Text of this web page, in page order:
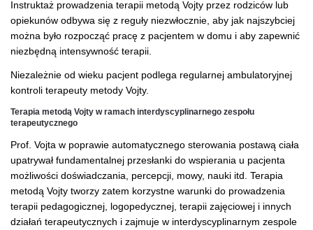
Instruktaż prowadzenia terapii metodą Vojty przez rodziców lub
opiekunów odbywa się z reguły niezwłocznie, aby jak najszybciej
można było rozpocząć pracę z pacjentem w domu i aby zapewnić
niezbędną intensywność terapii.
Niezależnie od wieku pacjent podlega regularnej ambulatoryjnej
kontroli terapeuty metody Vojty.
Terapia metodą Vojty w ramach interdyscyplinarnego zespołu
terapeutycznego
Prof. Vojta w poprawie automatycznego sterowania postawą ciała
upatrywał fundamentalnej przesłanki do wspierania u pacjenta
możliwości doświadczania, percepcji, mowy, nauki itd. Terapia
metodą Vojty tworzy zatem korzystne warunki do prowadzenia
terapii pedagogicznej, logopedycznej, terapii zajęciowej i innych
działań terapeutycznych i zajmuje w interdyscyplinarnym zespole